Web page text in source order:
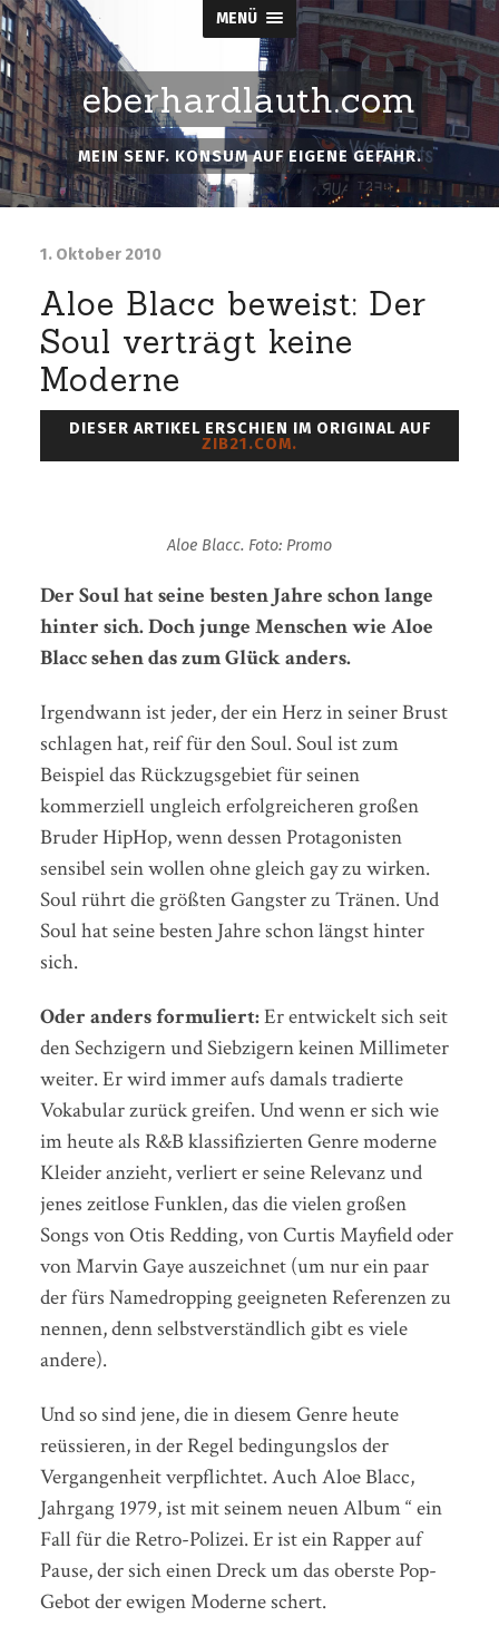
MENÜ
eberhardlauth.com
MEIN SENF. KONSUM AUF EIGENE GEFAHR.
1. Oktober 2010
Aloe Blacc beweist: Der
Soul verträgt keine
Moderne
DIESER ARTIKEL ERSCHIEN IM ORIGINAL AUF
ZIB21.COM.
Aloe Blacc. Foto: Promo
Der Soul hat seine besten Jahre schon lange
hinter sich. Doch junge Menschen wie Aloe
Blacc sehen das zum Glück anders.
Irgendwann ist jeder, der ein Herz in seiner Brust
schlagen hat, reif für den Soul. Soul ist zum
Beispiel das Rückzugsgebiet für seinen
kommerziell ungleich erfolgreicheren großen
Bruder HipHop, wenn dessen Protagonisten
sensibel sein wollen ohne gleich gay zu wirken.
Soul rührt die größten Gangster zu Tränen. Und
Soul hat seine besten Jahre schon längst hinter
sich.
Oder anders formuliert:Er entwickelt sich seit
den Sechzigern und Siebzigern keinen Millimeter
weiter. Er wird immer aufs damals tradierte
Vokabular zurück greifen. Und wenn er sich wie
im heute als R&B klassifizierten Genre moderne
Kleider anzieht, verliert er seine Relevanz und
jenes zeitlose Funklen, das die vielen großen
Songs von Otis Redding, von Curtis Mayfield oder
von Marvin Gaye auszeichnet (um nur ein paar
der fürs Namedropping geeigneten Referenzen zu
nennen, denn selbstverständlich gibt es viele
andere).
Und so sind jene, die in diesem Genre heute
reüssieren, in der Regel bedingungslos der
Vergangenheit verpflichtet. Auch Aloe Blacc,
Jahrgang 1979, ist mit seinem neuen Album “ ein
Fall für die Retro-Polizei. Er ist ein Rapper auf
Pause, der sich einen Dreck um das oberste Pop-
Gebot der ewigen Moderne schert.